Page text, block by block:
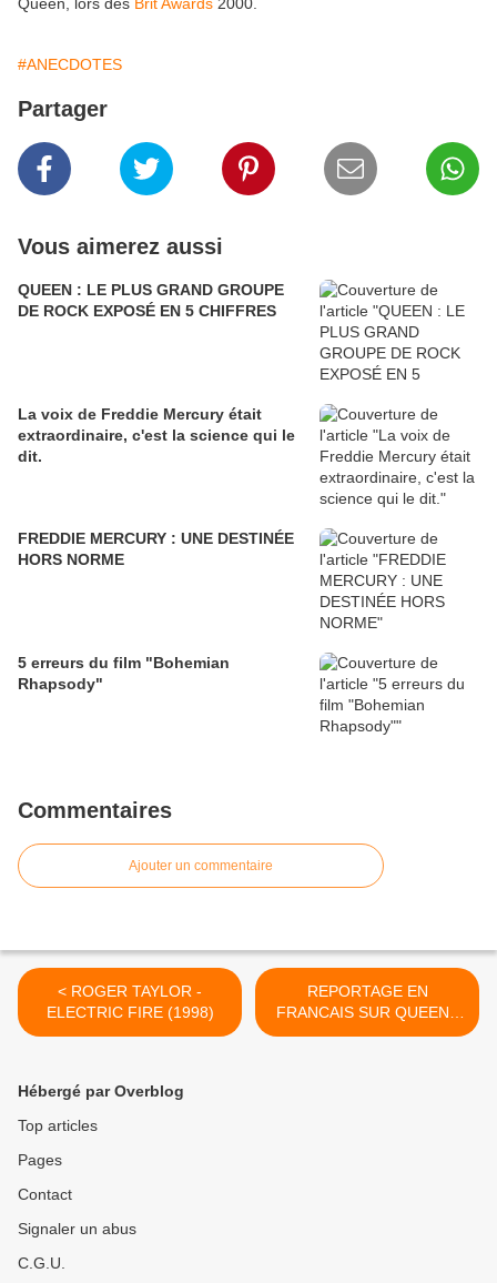
#ANECDOTES
Partager
Vous aimerez aussi
QUEEN : LE PLUS GRAND GROUPE
DE ROCK EXPOSÉ EN 5 CHIFFRES
La voix de Freddie Mercury était
extraordinaire, c'est la science qui le
dit.
FREDDIE MERCURY : UNE DESTINÉE
HORS NORME
5 erreurs du film "Bohemian
Rhapsody"
Commentaires
Ajouter un commentaire
< ROGER TAYLOR -
ELECTRIC FIRE (1998)
REPORTAGE EN
FRANCAIS SUR QUEEN -
WEMBLEY 1986 >
Hébergé par Overblog
Top articles
Pages
Contact
Signaler un abus
C.G.U.